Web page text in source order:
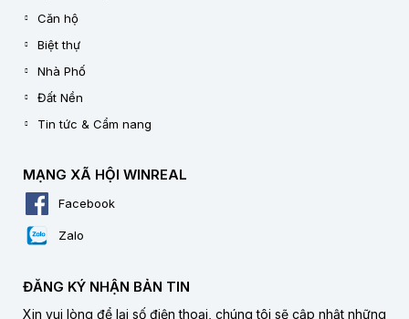
Căn hộ
Biệt thự
Nhà Phố
Đất Nền
Tin tức & Cẩm nang
MẠNG XÃ HỘI WINREAL
Facebook
Zalo
ĐĂNG KÝ NHẬN BẢN TIN
Xin vui lòng để lại số điện thoại, chúng tôi sẽ cập nhật những